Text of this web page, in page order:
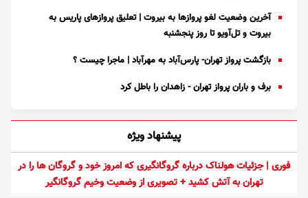
آخرین وضعیت لغو پرواز‌ها به بیروت | تعلیق پرواز‌های پاریس به
بیروت و تل‌آویو تا روز پنجشنبه
بازگشت پرواز تهران- پارس‌آباد به مهرآباد | ماجرا چیست ؟
برف و باران پرواز تهران - زاهدان را باطل کرد
پیشنهاد ویژه
فوری | جزئیات هولناک درباره گروگانگیری که امروز خود و گروگان ها را در
تهران به آتش کشید + تصویری از وضعیت وخیم گروگانگیر